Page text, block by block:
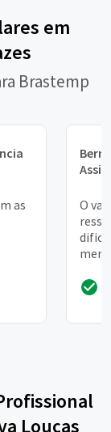
em
Brastemp
as
O
Louças